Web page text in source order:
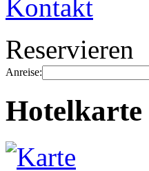
Kontakt
Reservieren
Anreise:
Hotelkarte